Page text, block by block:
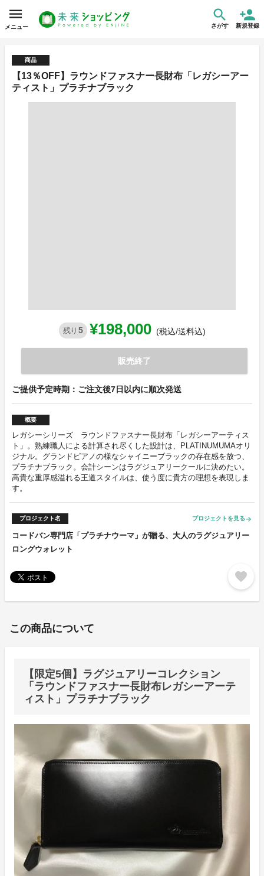
メニュー さがす 新規登録
商品
【13％OFF】ラウンドファスナー長財布「レガシーアー
ティスト」プラチナブラック
残り 5 ¥198,000 (税込/送料込)
販売終了
ご提供予定時期：ご注文後7日以内に順次発送
概要
レガシーシリーズ ラウンドファスナー長財布「レガシーアーティス
ト」。熟練職人による計算され尽くした設計は、PLATINUMUMAオリ
ジナル。グランドピアノの様なシャイニーブラックの存在感を放つ、
プラチナブラック。会計シーンはラグジュアリークールに決めたい。
高貴な重厚感溢れる王道スタイルは、使う度に貴方の理想を表現しま
す。
プロジェクト名 プロジェクトを見る arrow_forward
コードバン専門店「プラチナウーマ」が贈る、大人のラグジュアリー
ロングウォレット
favorite
この商品について
【限定5個】ラグジュアリーコレクション
「ラウンドファスナー長財布レガシーアーテ
ィスト」プラチナブラック